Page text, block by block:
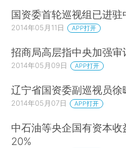
国资委首轮巡视组已进
2014年05月11日 APP打开
招商局高层指中央加强审
2014年05月09日 APP打开
辽宁省国资委副巡视员徐
2014年05月07日 APP打开
中石油等央企国有资本
20%